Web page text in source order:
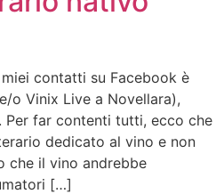
contatti su Facebook è
o Vinix Live a Novellara),
Per far contenti tutti, ecco che
dedicato al vino e non
che il vino andrebbe
[…]